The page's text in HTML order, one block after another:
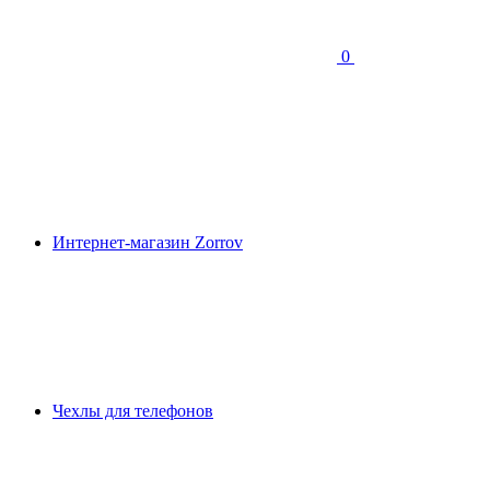
0
Интернет-магазин Zorrov
Чехлы для телефонов